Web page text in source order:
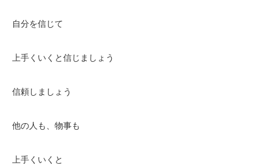
自分を信じて
上手くいくと信じましょう
信頼しましょう
他の人も、物事も
上手くいくと